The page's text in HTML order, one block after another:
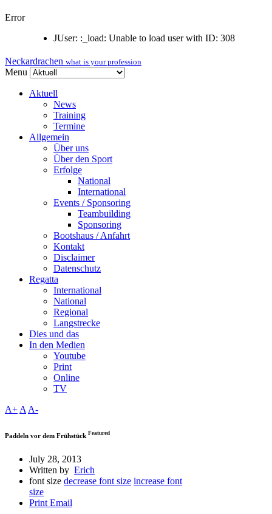
Error
JUser: :_load: Unable to load user with ID: 308
Neckardrachen what is your profession
Menu
Aktuell
News
Training
Termine
Allgemein
Über uns
Über den Sport
Erfolge
National
International
Events / Sponsoring
Teambuilding
Sponsoring
Bootshaus / Anfahrt
Kontakt
Disclaimer
Datenschutz
Regatta
International
National
Regional
Langstrecke
Dies und das
In den Medien
Youtube
Print
Online
TV
A+ A A-
Paddeln vor dem Frühstück Featured
July 28, 2013
Written by Erich
font size decrease font size increase font
size
Print Email